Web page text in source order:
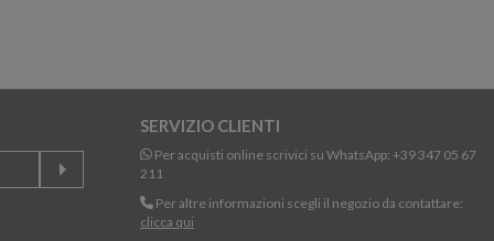
SERVIZIO CLIENTI
Per acquisti online scrivici su WhatsApp: +39 347 05 67
211
Per altre informazioni scegli il negozio da contattare:
clicca qui